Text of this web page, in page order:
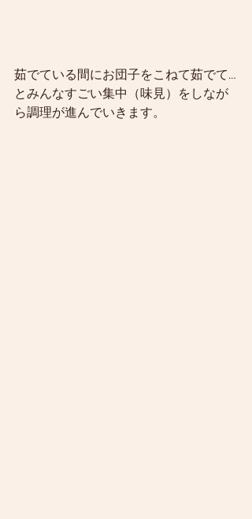
茹でている間にお団子をこねて茹でて…
とみんなすごい集中（味見）をしなが
ら調理が進んでいきます。